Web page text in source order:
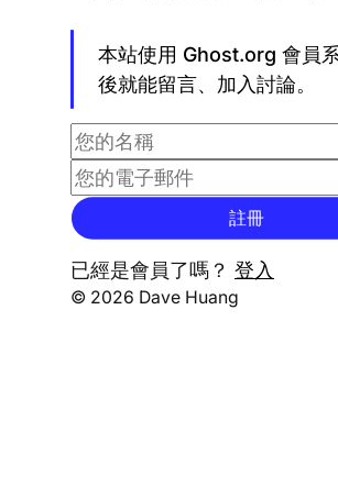
本站使用 Ghost.org 會員
後就能留言、加入討論。
註冊
已經是會員了嗎？ 登入
© 2026 Dave Huang